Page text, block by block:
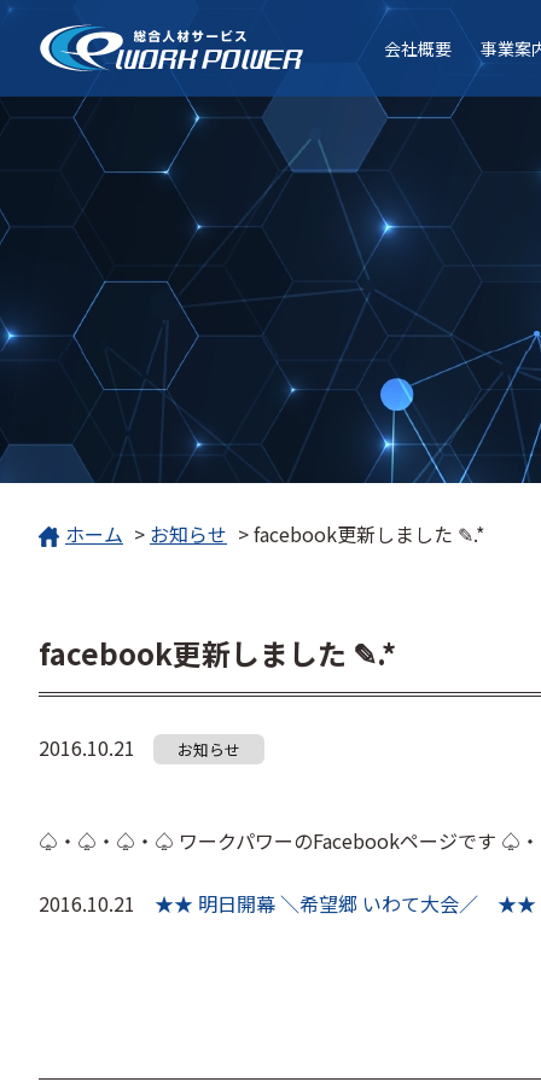
会社概要 事業案
ホーム > お知らせ >facebook更新しました ✎.*
facebook更新しました ✎.*
2016.10.21 お知らせ
♤・♤・♤・♤ ワークパワーのFacebookページです
2016.10.21 ★★ 明日開幕 ＼希望郷 いわて大会／ ★★